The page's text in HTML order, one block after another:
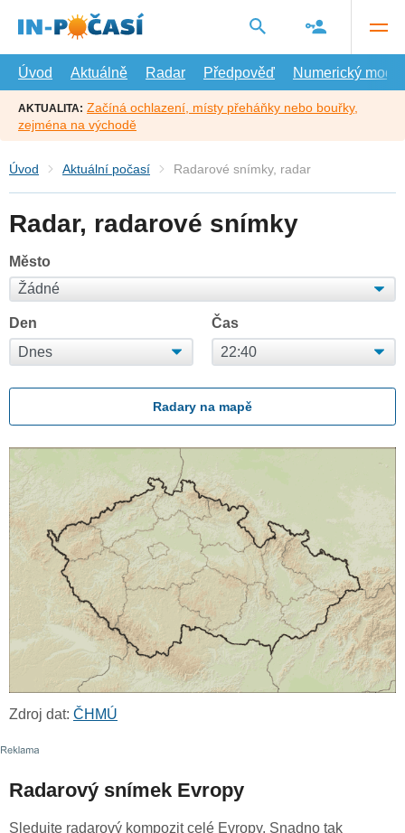
hlavní
Úvod
Aktuálně Radar Předpověď Numerický model
AKTUALITA: Začíná ochlazení, místy přeháňky nebo bouřky,
zejména na východě
Úvod Aktuální počasí Radarové snímky, radar
Radar, radarové snímky
Město
Den Čas
Radary na mapě
Zdroj dat: ČHMÚ
Radarový snímek Evropy
Sledujte radarový kompozit celé Evropy. Snadno tak